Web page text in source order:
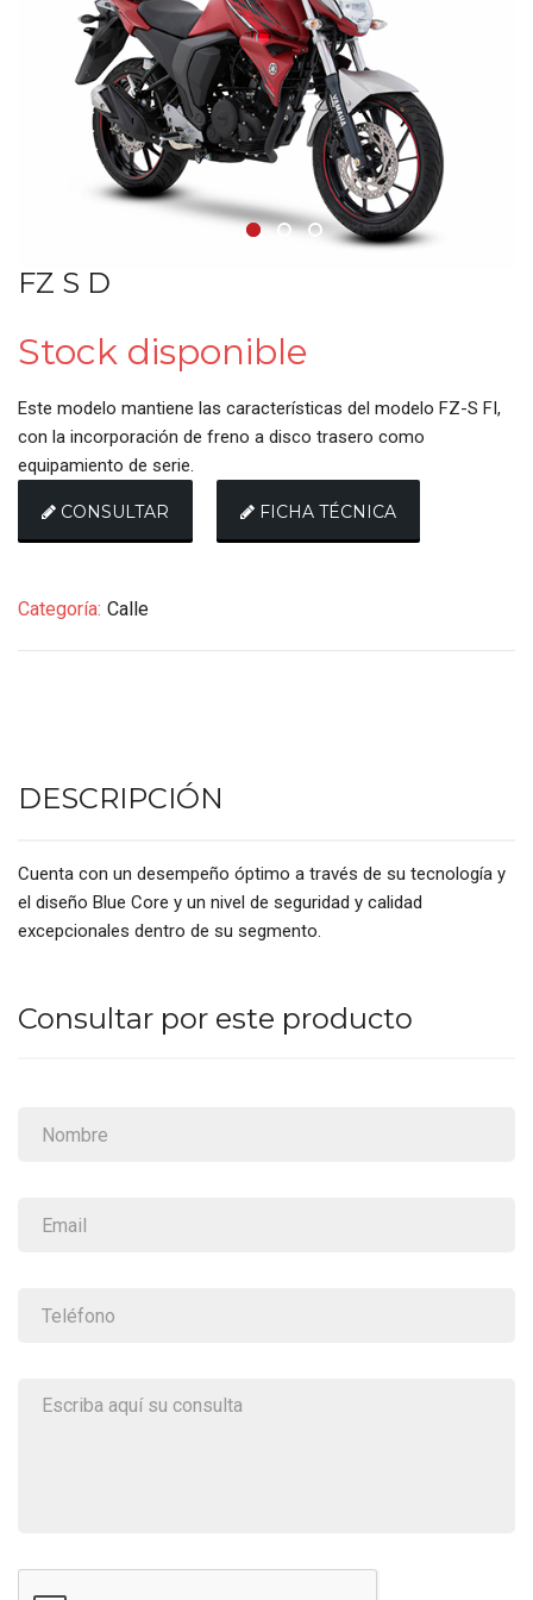
•••
FZ S D
Stock disponible
Este modelo mantiene las características del modelo FZ-S FI,
con la incorporación de freno a disco trasero como
equipamiento de serie.
CONSULTAR FICHA TÉCNICA
Categoría: Calle
DESCRIPCIÓN
Cuenta con un desempeño óptimo a través de su tecnología y
el diseño Blue Core y un nivel de seguridad y calidad
excepcionales dentro de su segmento.
Consultar por este producto